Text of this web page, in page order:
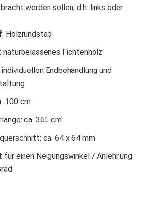
werden sollen, d.h. links oder
Holzrundstab
naturbelassenes Fichtenholz
Endbehandlung und
100 cm
ca. 365 cm
ca. 64 x 64 mm
für einen Neigungswinkel / Anlehnung